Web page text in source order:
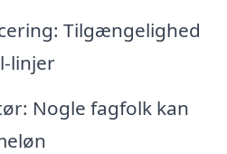
Tilgængelighed
linjer
Nogle fagfolk kan